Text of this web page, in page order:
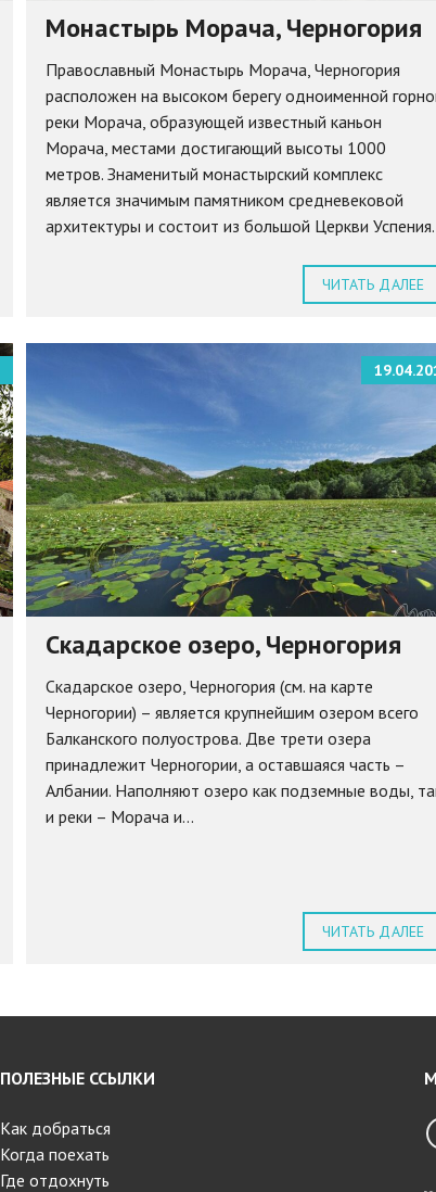
Монастырь Морача, Черногория
Православный Монастырь Морача, Черногория
расположен на высоком берегу одноименной
реки Морача, образующей известный каньон
Морача, местами достигающий высоты 1000
метров. Знаменитый монастырский комплекс
является значимым памятником средневековой
архитектуры и состоит из большой Церкви
ЧИТАТЬ ДАЛЕЕ
Скадарское озеро, Черногория
Скадарское озеро, Черногория (см. на карте
Черногории) – является крупнейшим озером всего
Балканского полуострова. Две трети озера
принадлежит Черногории, а оставшаяся часть –
Албании. Наполняют озеро как подземные воды,
и реки – Морача и...
ЧИТАТЬ ДАЛЕЕ
ПОЛЕЗНЫЕ ССЫЛКИ
Как добраться
Когда поехать
Где отдохнуть